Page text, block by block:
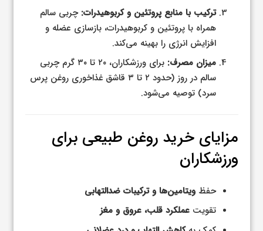
ترکیب با منابع پروتئین و کربوهیدرات: چربی سالم
همراه با پروتئین و کربوهیدرات، بازسازی عضله و
افزایش انرژی را بهینه می‌کند.
میزان مصرف:
برای ورزشکاران، ۲۰ تا ۳۰ گرم چربی
سالم در روز (حدود ۲ تا ۳ قاشق غذاخوری روغن پرس
سرد) توصیه می‌شود.
مزایای خرید روغن طبیعی برای
ورزشکاران
حفظ ویتامین‌ها و ترکیبات ضدالتهابی
تقویت عملکرد قلب، عروق و مغز